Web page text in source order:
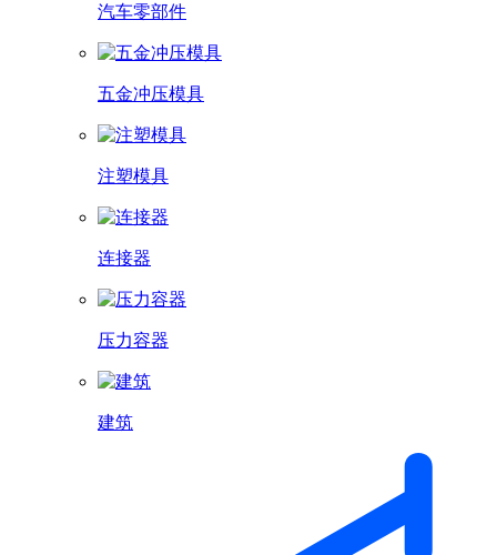
汽车零部件
五金冲压模具
注塑模具
连接器
压力容器
建筑